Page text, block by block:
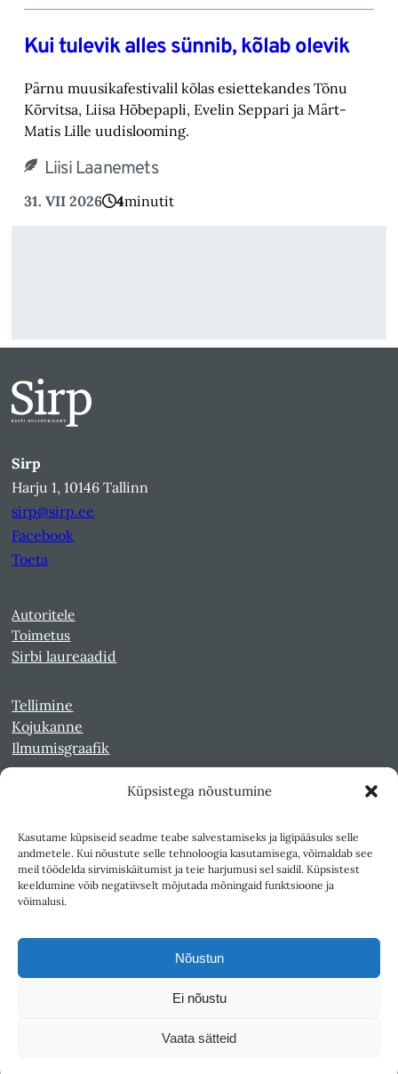
Küpsistega nõustumine
Kasutame küpsiseid seadme teabe salvestamiseks ja ligipääsuks selle
andmetele. Kui nõustute selle tehnoloogia kasutamisega, võimaldab see
meil töödelda sirvimiskäitumist ja teie harjumusi sel saidil. Küpsistest
keeldumine võib negatiivselt mõjutada mõningaid funktsioone ja
võimalusi.
Nõustun
Ei nõustu
Vaata sätteid
Kui tulevik alles sünnib, kõlab olevik
Pärnu muusikafestivalil kõlas esiettekandes Tõnu
Kõrvitsa, Liisa Hõbepapli, Evelin Seppari ja Märt-
Matis Lille uudislooming.
Liisi Laanemets
31. VII 2026 4minutit
Sirp
Harju 1, 10146 Tallinn
sirp@sirp.ee
Facebook
Toeta
Autoritele
Toimetus
Sirbi laureaadid
Tellimine
Kojukanne
Ilmumisgraafik
Kultuurileht 1994-1997
Reede 1989-1990
Sirp ja Vasar 1940-1989
Teksti- ja andmekaeve
Väljaandja SA Kultuurileht